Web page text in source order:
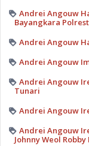
Andrei Angouw
Bayangkara
Andrei Angouw
Andrei Angouw
Andrei Angouw
Tunari
Andrei Angouw
Andrei Angouw
Johnny Weol